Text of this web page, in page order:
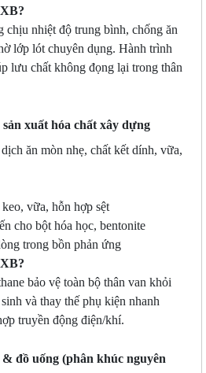
chịu nhiệt độ trung bình, chống ăn
lớp lót chuyên dụng. Hành trình
lưu chất không đọng lại trong thân
xuất hóa chất xây dựng
ăn mòn nhẹ, chất kết dính, vữa,
vữa, hỗn hợp sệt
cho bột hóa học, bentonite
trong bồn phản ứng
bảo vệ toàn bộ thân van khỏi
và thay thế phụ kiện nhanh
truyền động điện/khí.
đồ uống (phân khúc nguyên